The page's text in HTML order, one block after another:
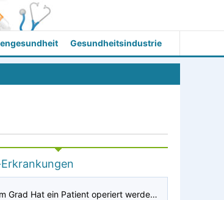
Gesundheitsindustrie
Zu welchem ​​Grad Hat ein Patient operiert werden müssen, Skoliose